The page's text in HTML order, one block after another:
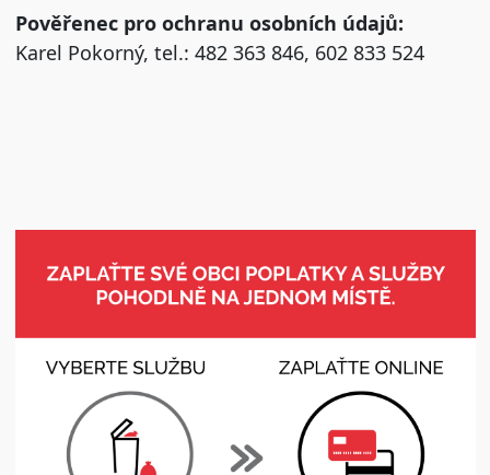
Pověřenec pro ochranu osobních údajů:
Karel Pokorný, tel.: 482 363 846, 602 833 524